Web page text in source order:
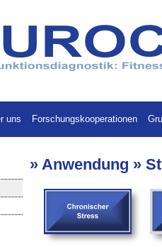
uns Forschungskooperationen
» Anwendung »